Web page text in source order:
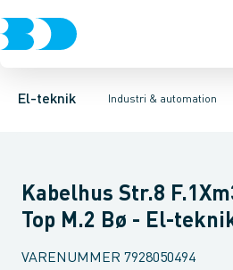
El-teknik Industri & automation
Afbrydere, stikkontakter &
Industristiksystemer
Kapsling for industristikTilbehør
Kabelhus Str.8
Top M.2 Bø - El-
VARENUMMER 7928050494